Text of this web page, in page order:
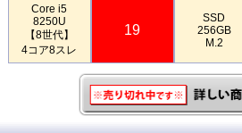
Core i5
8250U
【8世代】
4コア8スレ
19
SSD
256GB
M.2